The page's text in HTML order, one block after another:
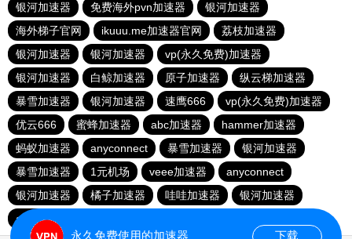
银河加速器
免费海外pvn加速器
银河加速器
海外梯子官网
ikuuu.me加速器官网
荔枝加速器
银河加速器
银河加速器
vp(永久免费)加速器
银河加速器
白鲸加速器 原子加速器
纵云梯加速器
暴雪加速器
银河加速器 速鹰666
vp(永久免费)加速器
优云666
蜜蜂加速器 abc加速器
hammer加速器
蚂蚁加速器
anyconnect 暴雪加速器
银河加速器
暴雪加速器
1元机场 veee加速器
anyconnect
银河加速器
橘子加速器 哇哇加速器
银河加速器
anyconnect
永久免费使用的加速器 下载